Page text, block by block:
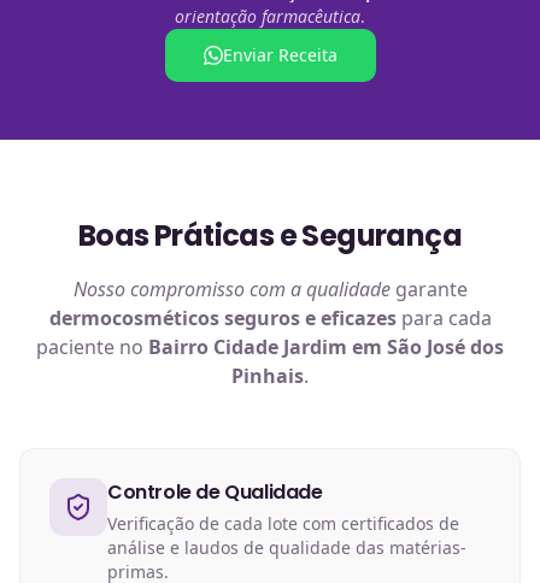
orientação farmacêutica.
Enviar Receita
Boas Práticas e Segurança
Nosso compromisso com a qualidadegarante
dermocosméticosseguros e eficazespara cada
paciente no Bairro Cidade Jardim em São José dos
Pinhais.
Controle de Qualidade
Verificação de cada lote com certificados de
análise e laudos de qualidade das matérias-
primas.